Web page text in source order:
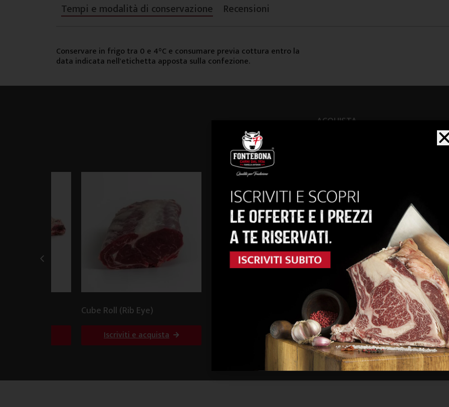
Tempi e modalità di conservazione Recensioni
Conservare in frigo tra 0 e 4°C e consumare previa cottura entro la
data indicata nell'etichetta apposta sulla confezione.
ACQUISTA
Cube Roll (Rib Eye)
Iscriviti e acquista Iscriviti e acquista
Lombo intero
Iscriviti e acquista